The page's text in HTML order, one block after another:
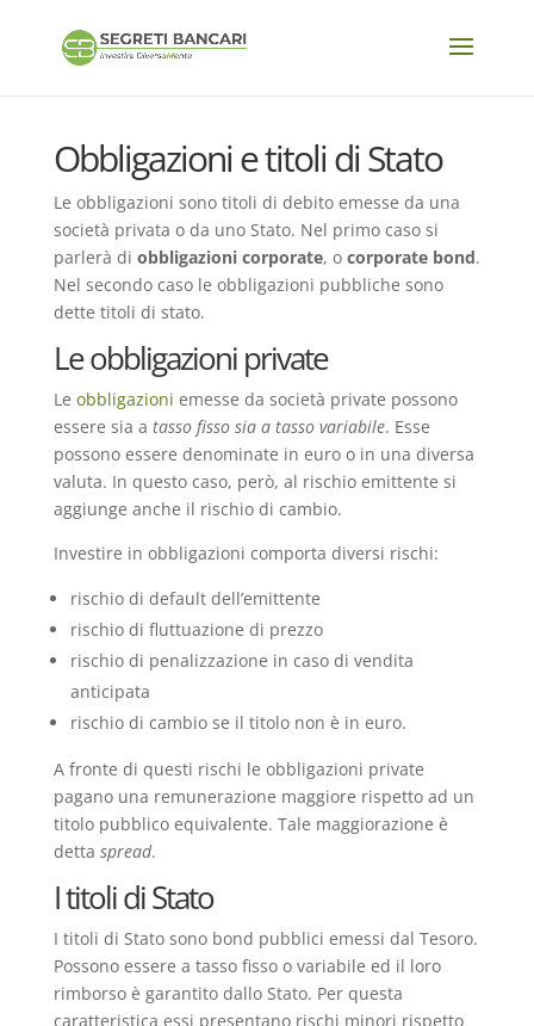
Obbligazioni e titoli di Stato
Le obbligazioni sono titoli di debito emesse da una
società privata o da uno Stato. Nel primo caso si
parlerà di obbligazioni corporate, o corporate bond.
Nel secondo caso le obbligazioni pubbliche sono
dette titoli di stato.
Le obbligazioni private
Le obbligazioni emesse da società private possono
essere sia a tasso fisso sia a tasso variabile. Esse
possono essere denominate in euro o in una diversa
valuta. In questo caso, però, al rischio emittente si
aggiunge anche il rischio di cambio.
Investire in obbligazioni comporta diversi rischi:
rischio di default dell’emittente
rischio di fluttuazione di prezzo
rischio di penalizzazione in caso di vendita
anticipata
rischio di cambio se il titolo non è in euro.
A fronte di questi rischi le obbligazioni private
pagano una remunerazione maggiore rispetto ad un
titolo pubblico equivalente. Tale maggiorazione è
detta spread.
I titoli di Stato
I titoli di Stato sono bond pubblici emessi dal Tesoro.
Possono essere a tasso fisso o variabile ed il loro
rimborso è garantito dallo Stato. Per questa
caratteristica essi presentano rischi minori rispetto